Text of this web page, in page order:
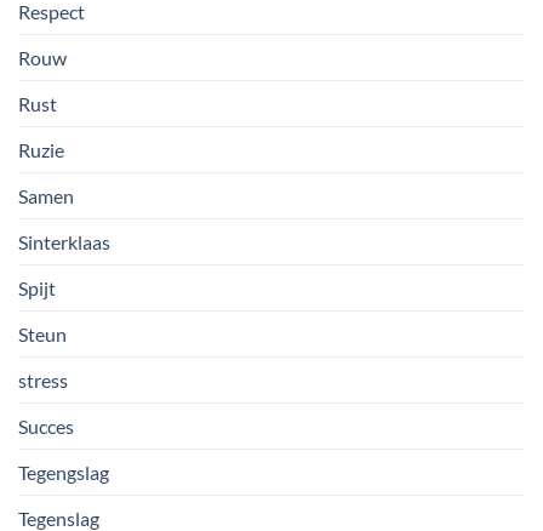
Respect
Rouw
Rust
Ruzie
Samen
Sinterklaas
Spijt
Steun
stress
Succes
Tegengslag
Tegenslag